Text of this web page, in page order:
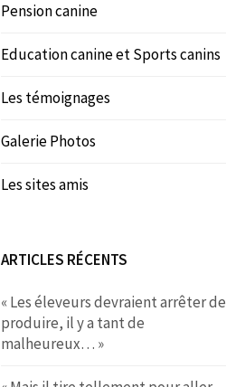
Pension canine
Education canine et Sports canins
Les témoignages
Galerie Photos
Les sites amis
ARTICLES RÉCENTS
« Les éleveurs devraient arrêter de
produire, il y a tant de
malheureux… »